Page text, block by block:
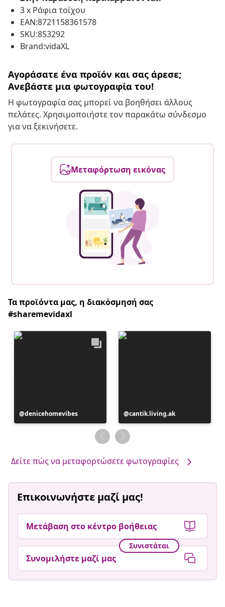
3 x Ράφια τοίχου
EAN:8721158361578
SKU:853292
Brand:vidaXL
Αγοράσατε ένα προϊόν και σας άρεσε;
Ανεβάστε μια φωτογραφία του!
Η φωτογραφία σας μπορεί να βοηθήσει άλλους
πελάτες. Χρησιμοποιήστε τον παρακάτω σύνδεσμο
για να ξεκινήσετε.
Μεταφόρτωση εικόνας
Τα προϊόντα μας, η διακόσμησή σας
#sharemevidaxl
Η
ανάρτηση
denicehomevibes
Η
ανάρτηση
δημοσιεύθηκε
από
cantik.living.ak
Δείτε πώς να μεταφορτώσετε φωτογραφίες
Επικοινωνήστε μαζί μας!
Μετάβαση στο κέντρο βοήθειας
Συνιστάται
Συνομιλήστε μαζί μας